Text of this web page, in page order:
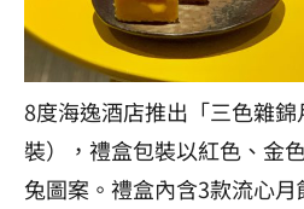
8度海逸酒店推出「三色雜
裝），禮盒包裝以紅色、金
兔圖案。禮盒內含3款流心